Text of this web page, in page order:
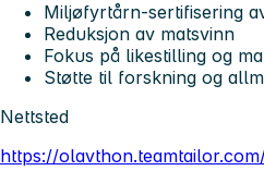
Miljøfyrtårn-sertifisering
Reduksjon av matsvinn
Fokus på likestilling og
Støtte til forskning og
Nettsted
https://